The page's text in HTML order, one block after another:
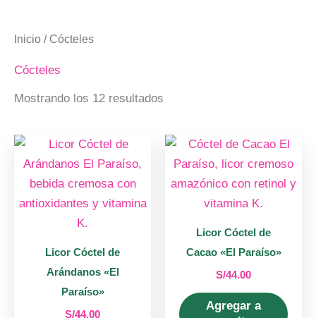
Inicio / Cócteles
Cócteles
Mostrando los 12 resultados
Licor Cóctel de
Arándanos «El
Paraíso»
S/44.00
Licor Cóctel de
Cacao «El Paraíso»
S/44.00
Agregar a